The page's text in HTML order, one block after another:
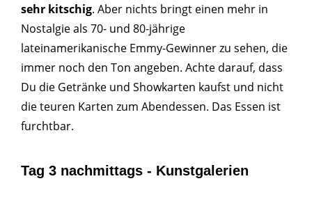
sehr kitschig. Aber nichts bringt einen mehr in
Nostalgie als 70- und 80-jährige
lateinamerikanische Emmy-Gewinner zu sehen, die
immer noch den Ton angeben. Achte darauf, dass
Du die Getränke und Showkarten kaufst und nicht
die teuren Karten zum Abendessen. Das Essen ist
furchtbar.
Tag 3 nachmittags - Kunstgalerien